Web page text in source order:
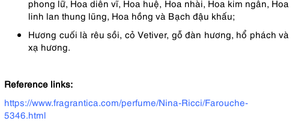
phong lữ, Hoa diên vĩ, Hoa huệ, Hoa nhài, Hoa kim ngân, Hoa
linh lan thung lũng, Hoa hồng và Bạch đậu khấu;
Hương cuối là rêu sồi, cỏ Vetiver, gỗ đàn hương, hổ phách và
xạ hương.
Reference links:
https://www.fragrantica.com/perfume/Nina-Ricci/Farouche-
5346.html